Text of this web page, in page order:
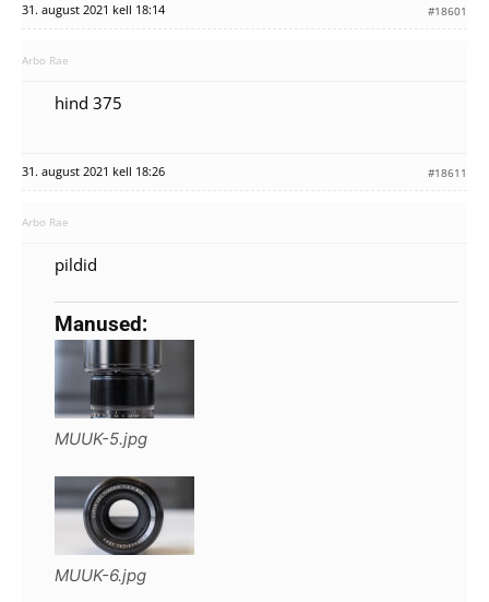
31. august 2021 kell 18:14 #18601
Arbo Rae
hind 375
31. august 2021 kell 18:26 #18611
Arbo Rae
pildid
Manused:
MUUK-5.jpg
MUUK-6.jpg